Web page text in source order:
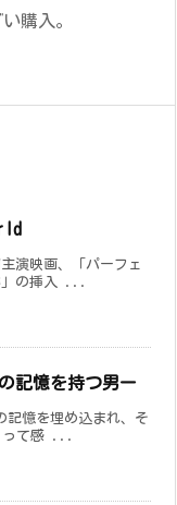
購入。
演映画、「パーフェ
」の挿入 ...
記憶を持つ男ー
記憶を埋め込まれ、そ
って感 ...